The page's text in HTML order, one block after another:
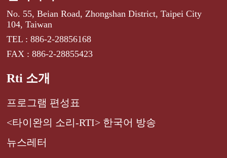
No. 55, Beian Road, Zhongshan District, Taipei City
104, Taiwan
TEL : 886-2-28856168
FAX : 886-2-28855423
Rti 소개
프로그램 편성표
<타이완의 소리-RTI> 한국어 방송
뉴스레터